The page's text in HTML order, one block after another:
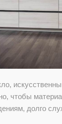
чтобы
долго